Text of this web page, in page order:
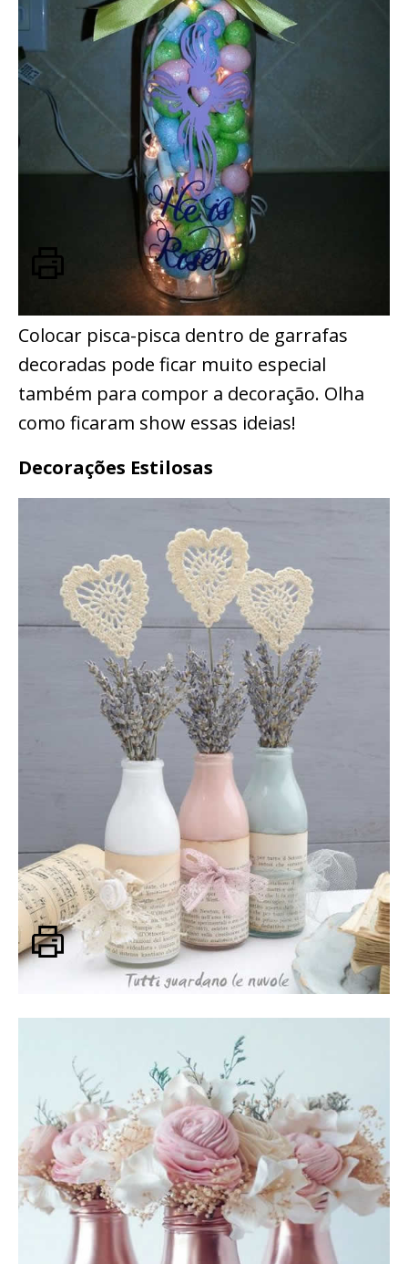
Colocar pisca-pisca dentro de garrafas
decoradas pode ficar muito especial
também para compor a decoração. Olha
como ficaram show essas ideias!
Decorações Estilosas